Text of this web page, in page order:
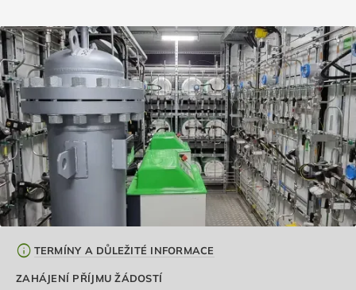
info TERMÍNY A DŮLEŽITÉ INFORMACE
ZAHÁJENÍ PŘÍJMU ŽÁDOSTÍ